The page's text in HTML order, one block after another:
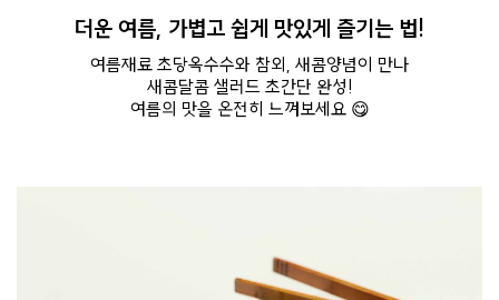
더운 여름, 가볍고 쉽게 맛있게 즐기는 법!
여름재료 초당옥수수와 참외, 새콤양념이 만나
새콤달콤 샐러드 초간단 완성!
여름의 맛을 온전히 느껴보세요 😋